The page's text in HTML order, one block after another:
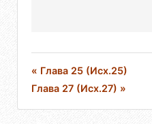
« Глава 25 (Исх.25)
Глава 27 (Исх.27) »